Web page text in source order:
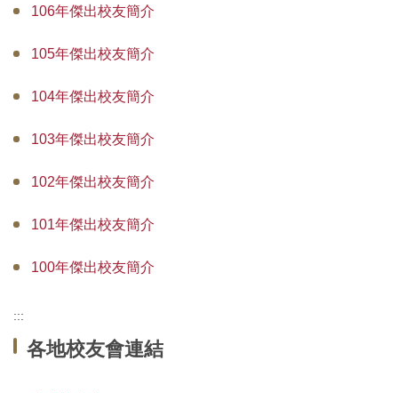
106年傑出校友簡介
105年傑出校友簡介
104年傑出校友簡介
103年傑出校友簡介
102年傑出校友簡介
101年傑出校友簡介
100年傑出校友簡介
:::
各地校友會連結